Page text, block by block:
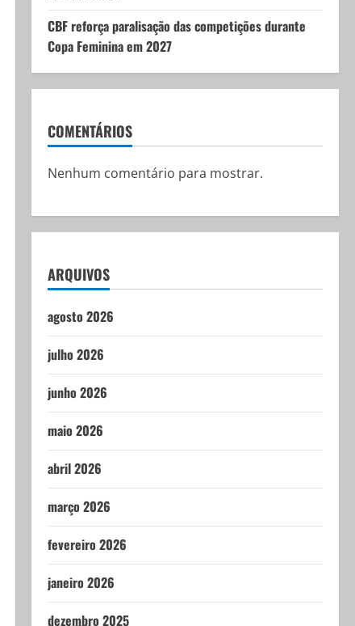
CBF reforça paralisação das competições durante
Copa Feminina em 2027
COMENTÁRIOS
Nenhum comentário para mostrar.
ARQUIVOS
agosto 2026
julho 2026
junho 2026
maio 2026
abril 2026
março 2026
fevereiro 2026
janeiro 2026
dezembro 2025